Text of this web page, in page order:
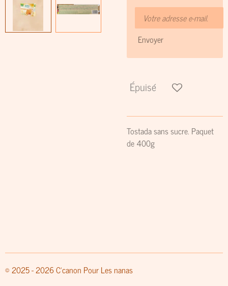
Envoyer
Épuisé
Tostada sans sucre. Paquet
de 400g
© 2025 - 2026 C'canon Pour Les nanas